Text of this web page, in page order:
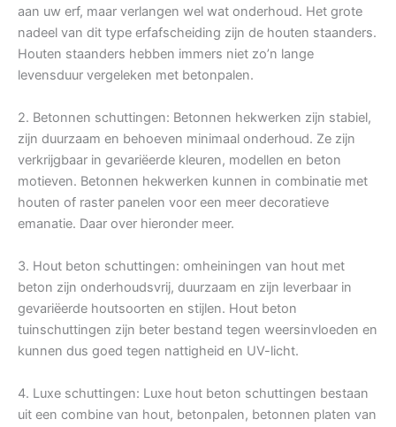
aan uw erf, maar verlangen wel wat onderhoud. Het grote
nadeel van dit type erfafscheiding zijn de houten staanders.
Houten staanders hebben immers niet zo’n lange
levensduur vergeleken met betonpalen.
2. Betonnen schuttingen: Betonnen hekwerken zijn stabiel,
zijn duurzaam en behoeven minimaal onderhoud. Ze zijn
verkrijgbaar in gevariëerde kleuren, modellen en beton
motieven. Betonnen hekwerken kunnen in combinatie met
houten of raster panelen voor een meer decoratieve
emanatie. Daar over hieronder meer.
3. Hout beton schuttingen: omheiningen van hout met
beton zijn onderhoudsvrij, duurzaam en zijn leverbaar in
gevariëerde houtsoorten en stijlen. Hout beton
tuinschuttingen zijn beter bestand tegen weersinvloeden en
kunnen dus goed tegen nattigheid en UV-licht.
4. Luxe schuttingen: Luxe hout beton schuttingen bestaan
uit een combine van hout, betonpalen, betonnen platen van